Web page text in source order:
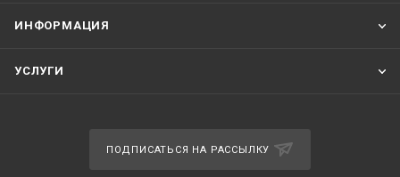
ИНФОРМАЦИЯ
УСЛУГИ
ПОДПИСАТЬСЯ НА РАССЫЛКУ